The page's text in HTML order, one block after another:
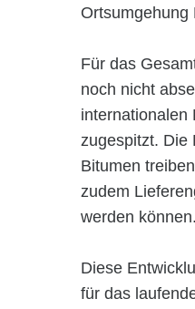
Ortsumgehung
Für das
noch nicht
internationalen
zugespitzt. Die
Bitumen
zudem
werden können.
Diese
für das